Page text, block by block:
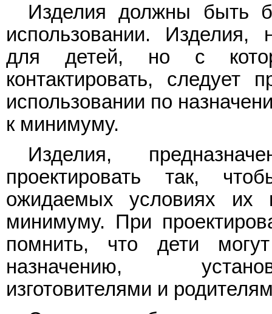
Изделия должны быть
использовании. Изделия,
для детей, но с
контактировать, следует
использовании по
к минимуму.
Изделия,
проектировать так,
ожидаемых условиях их
минимуму. При
помнить, что дети
назначению,
изготовителями и